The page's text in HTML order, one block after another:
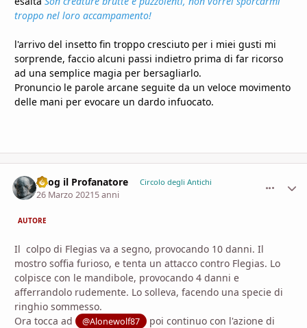
troppo nel loro accampamento!
l'arrivo del insetto fin troppo cresciuto per i miei gusti mi
sorprende, faccio alcuni passi indietro prima di far ricorso
ad una semplice magia per bersagliarlo.
Pronuncio le parole arcane seguite da un veloce movimento
delle mani per evocare un dardo infuocato.
Azog il Profanatore Circolo degli Antichi
26 Marzo 20215 anni
AUTORE
Il colpo di Flegias va a segno, provocando 10 danni. Il
mostro soffia furioso, e tenta un attacco contro Flegias. Lo
colpisce con le mandibole, provocando 4 danni e
afferrandolo rudemente. Lo solleva, facendo una specie di
ringhio sommesso.
Ora tocca ad
@Alonewolf87
poi continuo con l'azione di